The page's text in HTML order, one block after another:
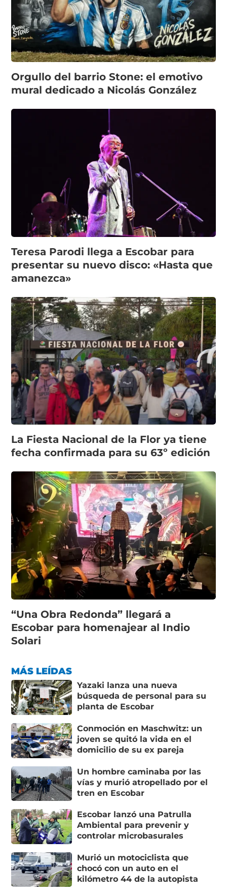
Orgullo del barrio Stone: el emotivo
mural dedicado a Nicolás González
Teresa Parodi llega a Escobar para
presentar su nuevo disco: «Hasta que
amanezca»
La Fiesta Nacional de la Flor ya tiene
fecha confirmada para su 63º edición
“Una Obra Redonda” llegará a
Escobar para homenajear al Indio
Solari
MÁS LEÍDAS
Yazaki lanza una nueva
búsqueda de personal para su
planta de Escobar
Conmoción en Maschwitz: un
joven se quitó la vida en el
domicilio de su ex pareja
Un hombre caminaba por las
vías y murió atropellado por el
tren en Escobar
Escobar lanzó una Patrulla
Ambiental para prevenir y
controlar microbasurales
Murió un motociclista que
chocó con un auto en el
kilómetro 44 de la autopista